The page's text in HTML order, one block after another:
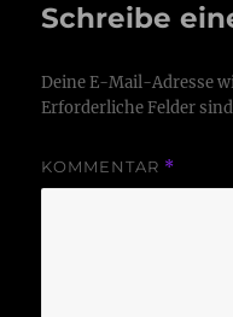
Schreibe
Deine E-Mail-Adresse
Erforderliche Felder
KOMMENTAR *